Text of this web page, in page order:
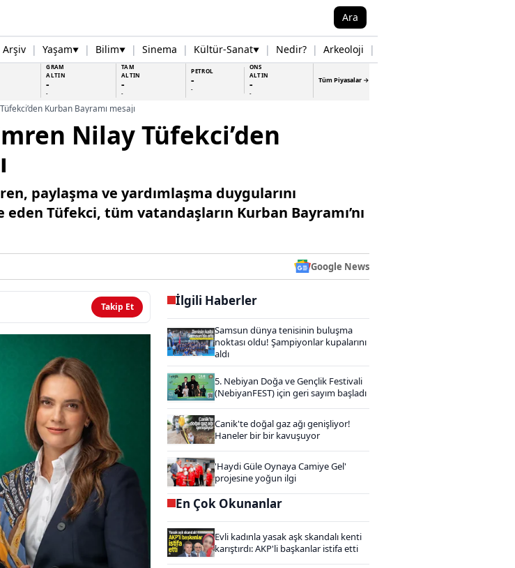
Ara
Arşiv | Yaşam▼ | Bilim▼ | Sinema | Kültür-Sanat▼ | Nedir? | Arkeoloji |
GRAM
ALTIN
-
-
TAM
ALTIN
-
-
PETROL
-
-
ONS
ALTIN
-
-
Tüm Piyasalar →
Kurban Bayramı mesajı
Nilay Tüfekci’den
paylaşma ve yardımlaşma duygularını
Tüfekci, tüm vatandaşların Kurban Bayramı’nı
Google News
Takip Et İlgili Haberler
Samsun dünya tenisinin buluşma
noktası oldu! Şampiyonlar kupalarını
aldı
5. Nebiyan Doğa ve Gençlik Festivali
(NebiyanFEST) için geri sayım başladı
Canik'te doğal gaz ağı genişliyor!
Haneler bir bir kavuşuyor
'Haydi Güle Oynaya Camiye Gel'
projesine yoğun ilgi
En Çok Okunanlar
Evli kadınla yasak aşk skandalı kenti
karıştırdı: AKP'li başkanlar istifa etti